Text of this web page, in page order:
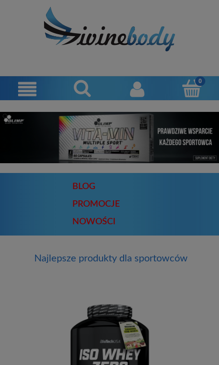
BLOG
PROMOCJE
NOWOŚCI
Najlepsze produkty dla sportowców